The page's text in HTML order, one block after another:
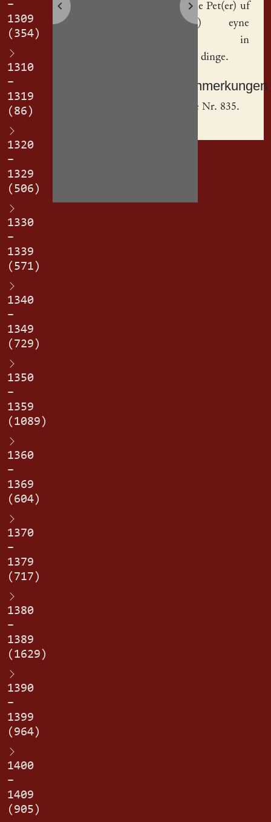
–
1309
(354)
1310
–
1319
(86)
1320
–
1329
(506)
1330
–
1339
(571)
1340
–
1349
(729)
1350
–
1359
(1089)
1360
–
1369
(604)
1370
–
1379
(717)
1380
–
1389
(1629)
1390
–
1399
(964)
1400
–
1409
(905)
sime sune Pet(er) uf
gegebe(n) eyne
in
jeheteme dinge.
Sachanmerkungen
] Siehe Nr. 835.